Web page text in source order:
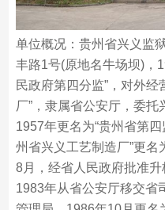
单位概况：贵州省兴义监
丰路1号(原地名牛场坝)，
民政府第四分监”，对外经
厂”，隶属省公安厅，委托
1957年更名为“贵州省第
州省兴义工艺制造厂”更名
8月，经省人民政府批准升
1983年从省公安厅移交省